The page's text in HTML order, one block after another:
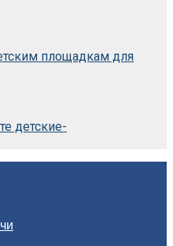
площадкам для
детские-